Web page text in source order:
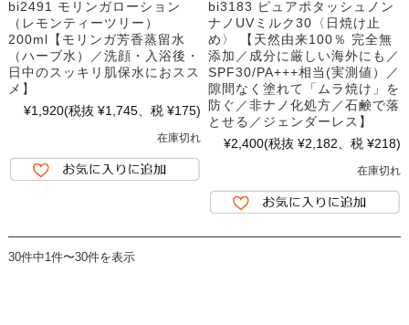
bi2491 モリンガローション
（レモンティーツリー）
200ml【モリンガ芳香蒸留水
（ハーブ水）／洗顔・入浴後・
日中のスッキリ肌保水におスス
メ】
¥1,920(税抜 ¥1,745、税 ¥175)
在庫切れ
bi3183 ピュアポタッシュノン
ナノUVミルク30〈日焼け止
め〉 【天然由来100％ 完全無
添加／成分に厳しい海外にも／
SPF30/PA+++相当(実測値）／
隙間なく塗れて「ムラ焼け」を
防ぐ／非ナノ化処方／石鹸で落
とせる／ジェンダーレス】
¥2,400(税抜 ¥2,182、税 ¥218)
在庫切れ
30件中1件〜30件を表示